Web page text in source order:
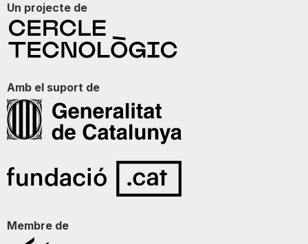
Un projecte de
Amb el suport de
Membre de